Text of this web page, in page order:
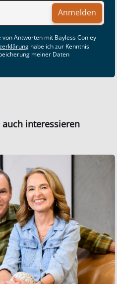
Anmelden
von Antworten mit Bayless Conley
habe ich zur Kenntnis
meiner Daten
interessieren